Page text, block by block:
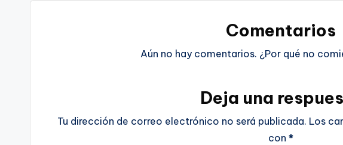
Comentarios
Aún no hay comentarios. ¿Por qué no
Deja una
Tu dirección de correo electrónico no será publicada. Los
con*